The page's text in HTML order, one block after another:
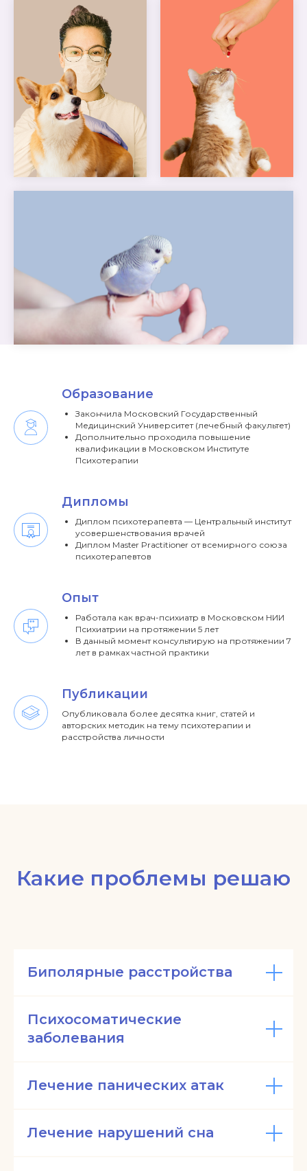
Образование
Закончила Московский Государственный
Медицинский Университет (лечебный факультет)
Дополнительно проходила повышение
квалификации в Московском Институте
Психотерапии
Дипломы
Диплом психотерапевта — Центральный институт
усовершенствования врачей
Диплом Master Practitioner от всемирного союза
психотерапевтов
Опыт
Работала как врач-психиатр в Московском НИИ
Психиатрии на протяжении 5 лет
В данный момент консультирую на протяжении 7
лет в рамках частной практики
Публикации
Опубликовала более десятка книг, статей и
авторских методик на тему психотерапии и
расстройства личности
Какие проблемы решаю
Биполярные расстройства
Психосоматические
заболевания
Лечение панических атак
Лечение нарушений сна